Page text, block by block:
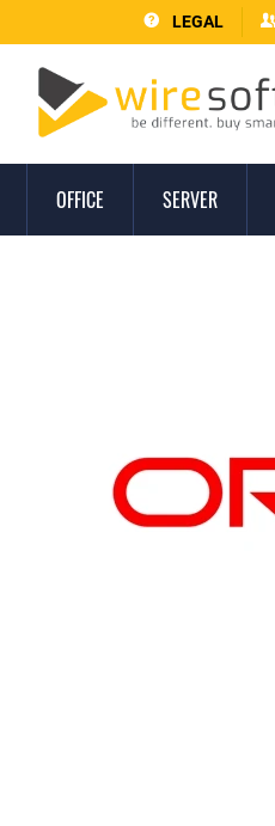
LEGAL
OFFICE SERVER